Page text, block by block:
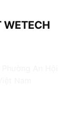
WETECH